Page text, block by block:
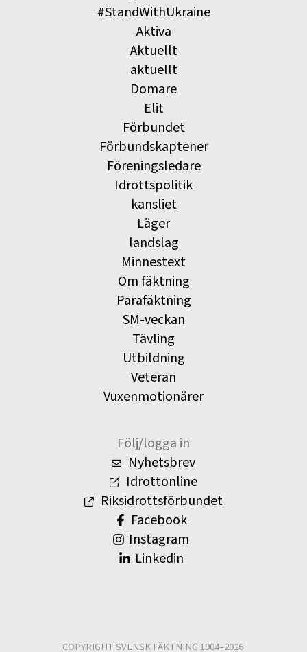
#StandWithUkraine
Aktiva
Aktuellt
aktuellt
Domare
Elit
Förbundet
Förbundskaptener
Föreningsledare
Idrottspolitik
kansliet
Läger
landslag
Minnestext
Om fäktning
Parafäktning
SM-veckan
Tävling
Utbildning
Veteran
Vuxenmotionärer
Följ/logga in
Nyhetsbrev
Idrottonline
Riksidrottsförbundet
Facebook
Instagram
Linkedin
COPYRIGHT SVENSK FÄKTNING 1904–2026